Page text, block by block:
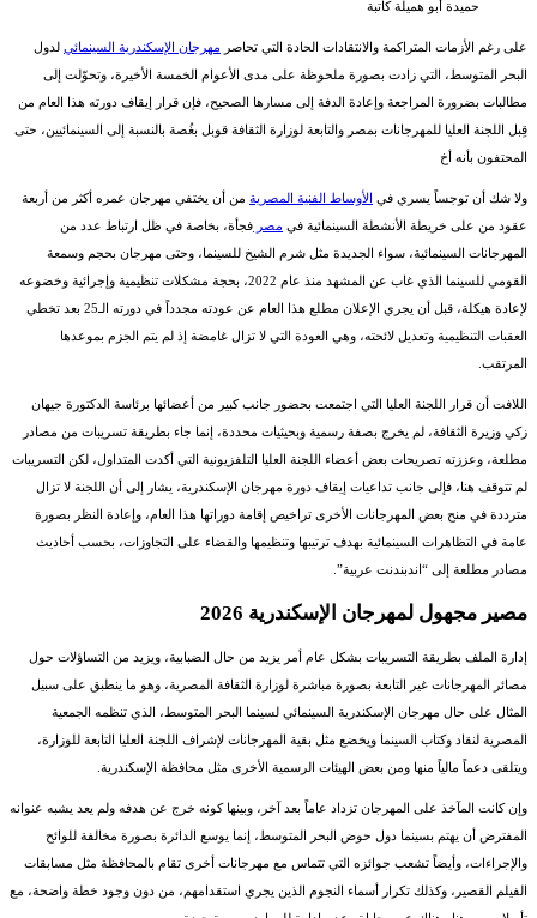
حميدة أبو هميلة كاتبة
على رغم الأزمات المتراكمة والانتقادات الحادة التي تحاصر مهرجان الإسكندرية السينمائي لدول
البحر المتوسط، التي زادت بصورة ملحوظة على مدى الأعوام الخمسة الأخيرة، وتحوّلت إلى
مطالبات بضرورة المراجعة وإعادة الدفة إلى مسارها الصحيح، فإن قرار إيقاف دورته هذا العام من
قِبل اللجنة العليا للمهرجانات بمصر والتابعة لوزارة الثقافة قوبل بغُصة بالنسبة إلى السينمائيين، حتى
المحتفون بأنه أخ
ولا شك أن توجساً يسري في الأوساط الفنية المصرية من أن يختفي مهرجان عمره أكثر من أربعة
عقود من على خريطة الأنشطة السينمائية في مصر فجأة، بخاصة في ظل ارتباط عدد من
المهرجانات السينمائية، سواء الجديدة مثل شرم الشيخ للسينما، وحتى مهرجان بحجم وسمعة
القومي للسينما الذي غاب عن المشهد منذ عام 2022، بحجة مشكلات تنظيمية وإجرائية وخضوعه
لإعادة هيكلة، قبل أن يجري الإعلان مطلع هذا العام عن عودته مجدداً في دورته الـ25 بعد تخطي
العقبات التنظيمية وتعديل لائحته، وهي العودة التي لا تزال غامضة إذ لم يتم الجزم بموعدها
المرتقب.
اللافت أن قرار اللجنة العليا التي اجتمعت بحضور جانب كبير من أعضائها برئاسة الدكتورة جيهان
زكي وزيرة الثقافة، لم يخرج بصفة رسمية وبحيثيات محددة، إنما جاء بطريقة تسريبات من مصادر
مطلعة، وعززته تصريحات بعض أعضاء اللجنة العليا التلفزيونية التي أكدت المتداول، لكن التسريبات
لم تتوقف هنا، فإلى جانب تداعيات إيقاف دورة مهرجان الإسكندرية، يشار إلى أن اللجنة لا تزال
مترددة في منح بعض المهرجانات الأخرى تراخيص إقامة دوراتها هذا العام، وإعادة النظر بصورة
عامة في التظاهرات السينمائية بهدف ترتيبها وتنظيمها والقضاء على التجاوزات، بحسب أحاديث
مصادر مطلعة إلى “اندبندنت عربية”.
مصير مجهول لمهرجان الإسكندرية 2026
إدارة الملف بطريقة التسريبات بشكل عام أمر يزيد من حال الضبابية، ويزيد من التساؤلات حول
مصائر المهرجانات غير التابعة بصورة مباشرة لوزارة الثقافة المصرية، وهو ما ينطبق على سبيل
المثال على حال مهرجان الإسكندرية السينمائي لسينما البحر المتوسط، الذي تنظمه الجمعية
المصرية لنقاد وكتاب السينما ويخضع مثل بقية المهرجانات لإشراف اللجنة العليا التابعة للوزارة،
ويتلقى دعماً مالياً منها ومن بعض الهيئات الرسمية الأخرى مثل محافظة الإسكندرية.
وإن كانت المآخذ على المهرجان تزداد عاماً بعد آخر، وبينها كونه خرج عن هدفه ولم يعد يشبه عنوانه
المفترض أن يهتم بسينما دول حوض البحر المتوسط، إنما يوسع الدائرة بصورة مخالفة للوائح
والإجراءات، وأيضاً تشعب جوائزه التي تتماس مع مهرجانات أخرى تقام بالمحافظة مثل مسابقات
الفيلم القصير، وكذلك تكرار أسماء النجوم الذين يجري استقدامهم، من دون وجود خطة واضحة، مع